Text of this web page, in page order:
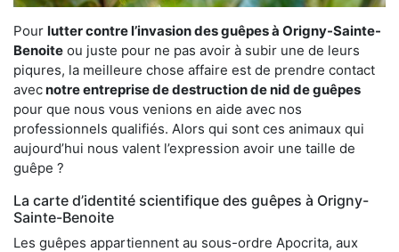
Pour lutter contre l’invasion des guêpes à Origny-Sainte-
Benoite ou juste pour ne pas avoir à subir une de leurs
piqures, la meilleure chose affaire est de prendre contact
avecnotre entreprise de destruction de nid de guêpes
pour que nous vous venions en aide avec nos
professionnels qualifiés. Alors qui sont ces animaux qui
aujourd’hui nous valent l’expression avoir une taille de
guêpe ?
La carte d’identité scientifique des guêpes à Origny-
Sainte-Benoite
Les guêpes appartiennent au sous-ordre Apocrita, aux